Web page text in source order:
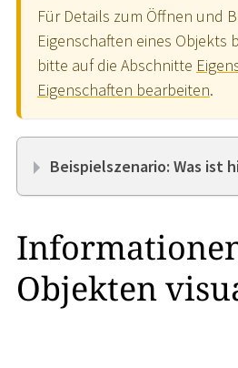
Für Details zum Öffnen und
Eigenschaften eines Objekts
bitte auf die Abschnitte
Eigenschaften bearbeiten.
Beispielszenario: Was ist
Objekten